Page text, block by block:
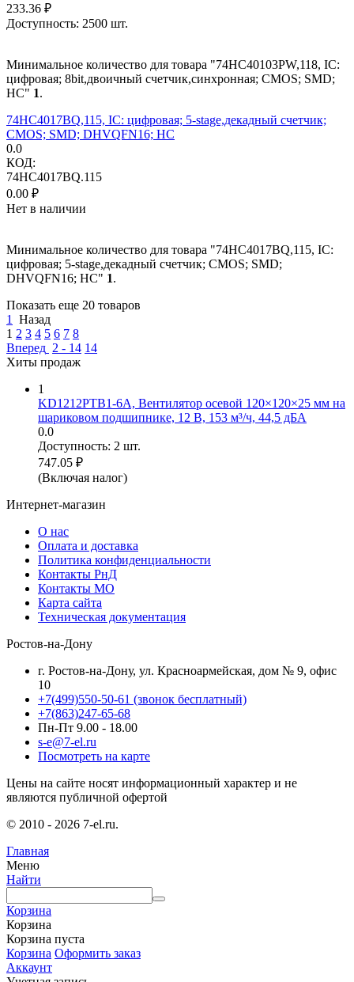
233.36 ₽
Доступность: 2500 шт.
Минимальное количество для товара "74HC40103PW,118, IC:
цифровая; 8bit,двоичный счетчик,синхронная; CMOS; SMD;
HC" 1.
74HC4017BQ,115, IC: цифровая; 5-stage,декадный счетчик;
CMOS; SMD; DHVQFN16; HC
0.0
КОД:
74HC4017BQ.115
0.00 ₽
Нет в наличии
Минимальное количество для товара "74HC4017BQ,115, IC:
цифровая; 5-stage,декадный счетчик; CMOS; SMD;
DHVQFN16; HC" 1.
Показать еще 20 товаров
1
Назад
1 2 3 4 5 6 7 8
Вперед 2 - 14 14
Хиты продаж
1
KD1212PTB1-6A, Вентилятор осевой 120×120×25 мм на
шариковом подшипнике, 12 В, 153 м³/ч, 44,5 дБА
0.0
Доступность: 2 шт.
747.05 ₽
(Включая налог)
Интернет-магазин
О нас
Оплата и доставка
Политика конфиденциальности
Контакты РнД
Контакты МО
Карта сайта
Техническая документация
Ростов-на-Дону
г. Ростов-на-Дону, ул. Красноармейская, дом № 9, офис
10
+7(499)550-50-61 (звонок бесплатный)
+7(863)247-65-68
Пн-Пт 9.00 - 18.00
s-e@7-el.ru
Посмотреть на карте
Цены на сайте носят информационный характер и не
являются публичной офертой
© 2010 - 2026 7-el.ru.
Главная
Меню
Найти
Корзина
Корзина
Корзина пуста
Корзина Оформить заказ
Аккаунт